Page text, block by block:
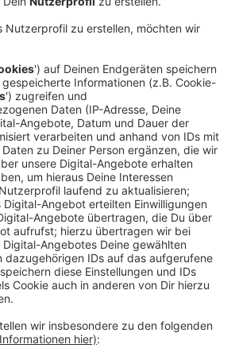
am Samstagnachmittag
Männer hochwertige Jacken in
haben. Einer zog mehrere Jacken
Detektiv hat einen der Männer an
Geschäftes festhalten können
die beiden anderen
direkten Umfeld des Geschäftes
eine Beute im Wert von 680 Euro